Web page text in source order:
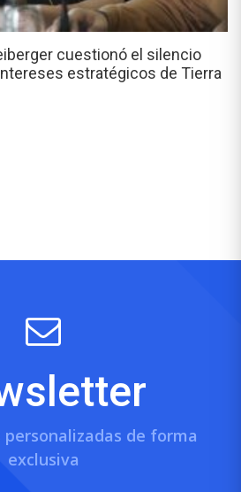
cuestionó el silencio
estratégicos de Tierra
personalizadas de forma
exclusiva